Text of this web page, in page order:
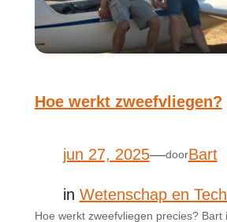
Hoe werkt zweefvliegen?
jun 27, 2025—doorBart
in Wetenschap en
Hoe werkt zweefvliegen precies? Bart